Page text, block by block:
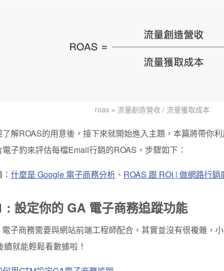
roas = 流量創造營收 / 流量獲取成本
了解ROAS的用意後，接下來就開始進入主題，本篇將帶你
子豹來評估每檔Email行銷的ROAS，步驟如下：
什麼是 Google 電子商務分析 、 ROAS 跟 ROI | 做網路行銷
: 設定你的 GA 電子商務追蹤功能
子商務需要與網站前端工程師配合，其實並沒有很複雜，
續就能輕鬆看數據啦！